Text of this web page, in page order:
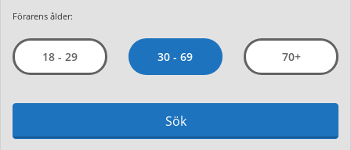
Förarens ålder:
18 - 29 30 - 69 70+
Sök